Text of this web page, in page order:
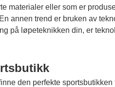
materialer eller som er
annen trend er bruken av
på løpeteknikken din, er
den perfekte